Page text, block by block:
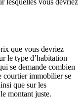
que vous devriez
le type d’habitation
se demande combien
courtier immobilier se
que sur les
montant juste.